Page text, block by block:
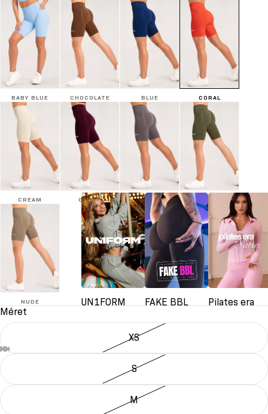
UN1FORM FAKE BBL Pilates era
BABY BLUE CHOCOLATE BLUE CORAL
CREAM GRAPE GREY
NUDE
Méret
XS
S
M